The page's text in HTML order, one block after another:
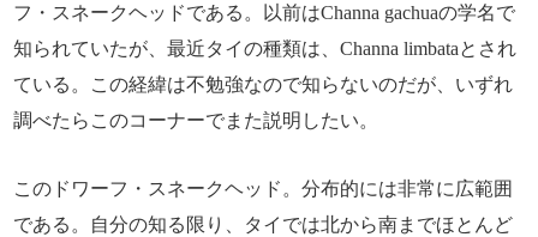
フ・スネークヘッドである。以前はChanna gachuaの学名で
知られていたが、最近タイの種類は、Channa limbataとされ
ている。この経緯は不勉強なので知らないのだが、いずれ
調べたらこのコーナーでまた説明したい。
このドワーフ・スネークヘッド。分布的には非常に広範囲
である。自分の知る限り、タイでは北から南までほとんど